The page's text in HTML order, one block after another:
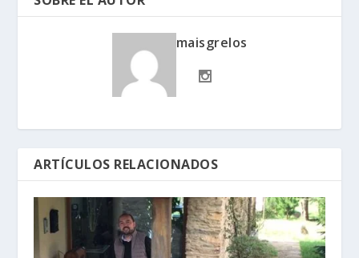
maisgrelos
ARTÍCULOS RELACIONADOS